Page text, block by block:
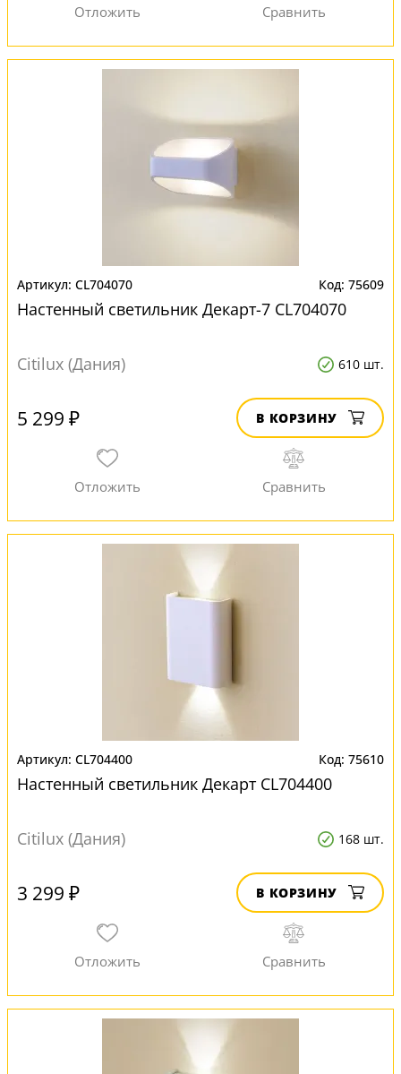
CL704070 75609
Настенный светильник Декарт-7 CL704070
Citilux (Дания) 610 шт.
5 299 ₽ В КОРЗИНУ
CL704400 75610
Настенный светильник Декарт CL704400
Citilux (Дания) 168 шт.
3 299 ₽ В КОРЗИНУ